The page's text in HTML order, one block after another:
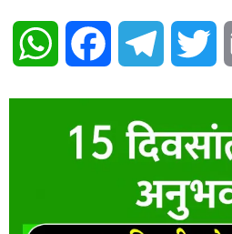
WhatsAppFacebook Telegram